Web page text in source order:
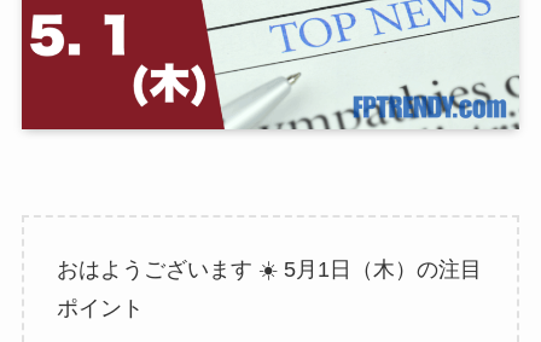
おはようございます ☀️ 5月1日（木）の注目
ポイント